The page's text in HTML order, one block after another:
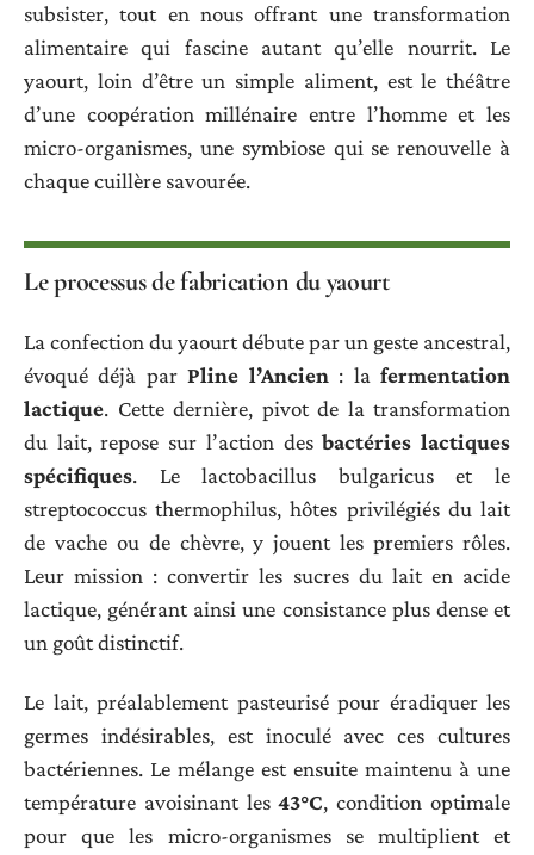
subsister, tout en nous offrant une transformation
alimentaire qui fascine autant qu’elle nourrit. Le
yaourt, loin d’être un simple aliment, est le théâtre
d’une coopération millénaire entre l’homme et les
micro-organismes, une symbiose qui se renouvelle à
chaque cuillère savourée.
Le processus de fabrication du yaourt
La confection du yaourt débute par un geste ancestral,
évoqué déjà parPline l’Ancien : lafermentation
lactique. Cette dernière, pivot de la transformation
du lait, repose sur l’action desbactéries lactiques
spécifiques. Le lactobacillus bulgaricus et le
streptococcus thermophilus, hôtes privilégiés du lait
de vache ou de chèvre, y jouent les premiers rôles.
Leur mission : convertir les sucres du lait en acide
lactique, générant ainsi une consistance plus dense et
un goût distinctif.
Le lait, préalablement pasteurisé pour éradiquer les
germes indésirables, est inoculé avec ces cultures
bactériennes. Le mélange est ensuite maintenu à une
température avoisinant les43°C, condition optimale
pour que les micro-organismes se multiplient et